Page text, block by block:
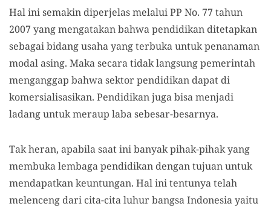
Hal ini semakin diperjelas melalui PP No. 77 tahun
2007 yang mengatakan bahwa pendidikan ditetapkan
sebagai bidang usaha yang terbuka untuk penanaman
modal asing. Maka secara tidak langsung pemerintah
menganggap bahwa sektor pendidikan dapat di
komersialisasikan. Pendidikan juga bisa menjadi
ladang untuk meraup laba sebesar-besarnya.
Tak heran, apabila saat ini banyak pihak-pihak yang
membuka lembaga pendidikan dengan tujuan untuk
mendapatkan keuntungan. Hal ini tentunya telah
melenceng dari cita-cita luhur bangsa Indonesia yaitu